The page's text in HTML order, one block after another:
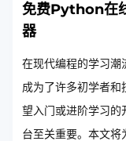
免费Python在
器
在现代编程的学习潮
成为了许多初学者
望入门或进阶学习的
台至关重要。本文